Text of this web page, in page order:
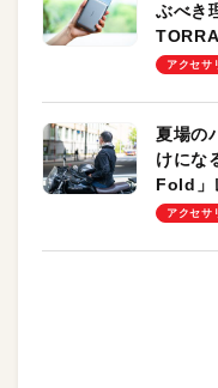
ぶべき
ーも
アクセサ
夏場の
けにな
Fold」
却プレ
アクセサ